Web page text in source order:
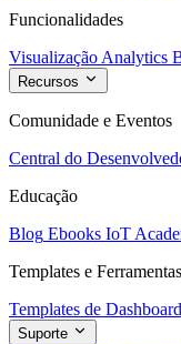
Funcionalidades
Visualização Analytics
Recursos
Comunidade e Eventos
Central do
Educação
Blog Ebooks IoT
Templates e Ferramentas
Templates de Dashboard
Suporte